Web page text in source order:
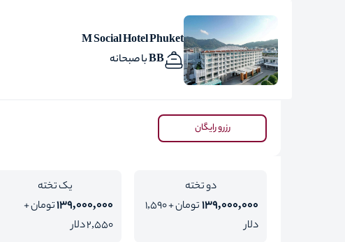
M Social Hotel Phuket
BB با صبحانه
رزرو رایگان
دو تخته
139,000,000
تومان + 1,590
دلار
یک تخته
139,000,000تومان +
2,550 دلار